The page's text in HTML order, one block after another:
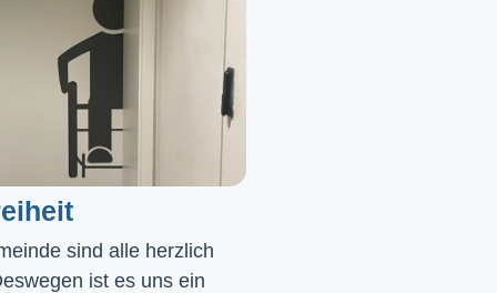
sind alle herzlich
ist es uns ein